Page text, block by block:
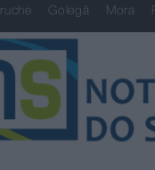
Golegã Mora